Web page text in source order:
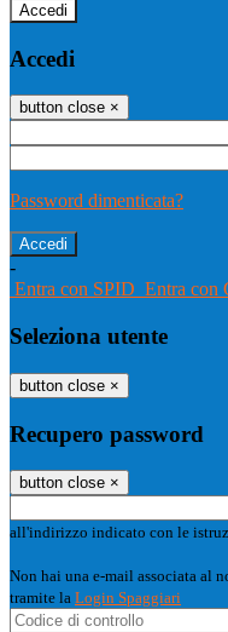
Accedi
Accedi
button close ×
Password dimenticata?
-
Entra con SPID Entra con
Seleziona utente
button close ×
Recupero password
button close ×
all'indirizzo indicato con le
Non hai una e-mail associata al
tramite la Login Spaggiari